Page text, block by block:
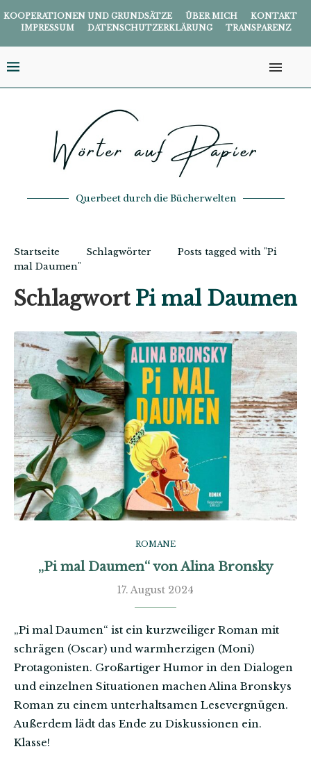
KOOPERATIONEN UND GRUNDSÄTZE ÜBER MICH
KONTAKT
IMPRESSUM
DATENSCHUTZERKLÄRUNG TRANSPARENZ
Querbeet durch die Bücherwelten
Startseite Schlagwörter
Posts tagged with "Pi
mal Daumen"
Schlagwort Pi mal Daumen
ROMANE
„Pi mal Daumen“ von Alina Bronsky
17. August 2024
„Pi mal Daumen“ ist ein kurzweiliger Roman mit
schrägen (Oscar) und warmherzigen (Moni)
Protagonisten. Großartiger Humor in den Dialogen
und einzelnen Situationen machen Alina Bronskys
Roman zu einem unterhaltsamen Lesevergnügen.
Außerdem lädt das Ende zu Diskussionen ein.
Klasse!